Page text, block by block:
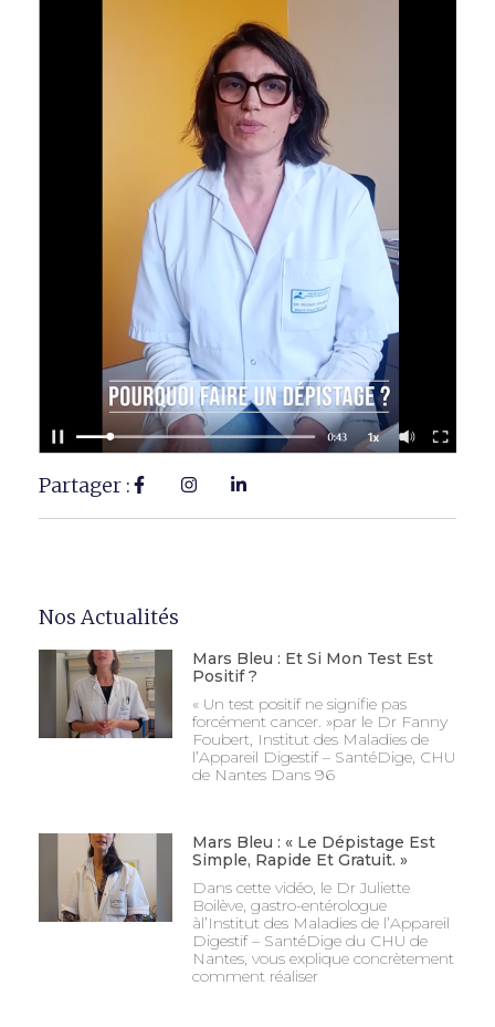
Partager :
Nos Actualités
Mars Bleu : Et Si Mon Test Est
Positif ?
« Un test positif ne signifie pas
forcément cancer. »par le Dr Fanny
Foubert, Institut des Maladies de
l’Appareil Digestif – SantéDige, CHU
de Nantes Dans 96
Mars Bleu : « Le Dépistage Est
Simple, Rapide Et Gratuit. »
Dans cette vidéo, le Dr Juliette
Boilève, gastro-entérologue
àl’Institut des Maladies de l’Appareil
Digestif – SantéDige du CHU de
Nantes, vous explique concrètement
comment réaliser